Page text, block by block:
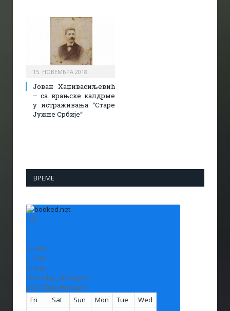
15. НОВЕМБРА 2018.
Јован Хаџивасиљевић
– са врањске калдрме
у истраживања “Старе
Јужне Србијe“
ВРЕМЕ
+33
°
C
H: +34°
L: +19°
Vranje
Thursday, 06 August
See 7-Day Forecast
Fri
Sat Sun Mon Tue Wed